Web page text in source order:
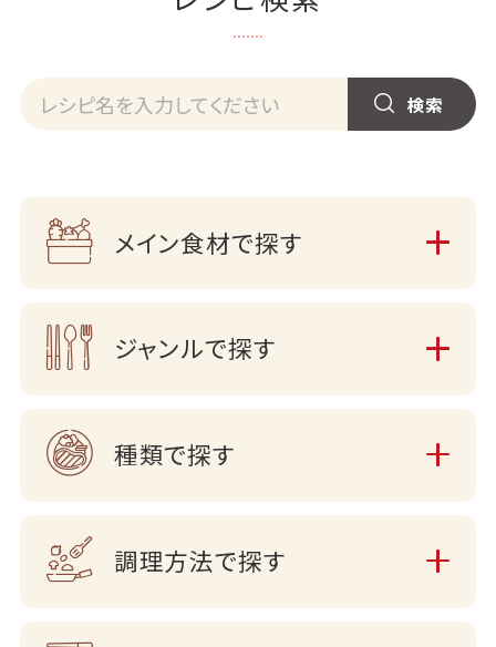
メイン食材で探す
ジャンルで探す
種類で探す
調理方法で探す